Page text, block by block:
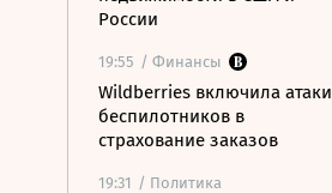
России
19:55 / Финансы
Wildberries включила атаки
беспилотников в
страхование заказов
19:31 / Политика